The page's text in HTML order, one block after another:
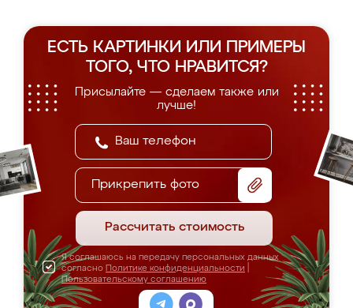
ЕСТЬ КАРТИНКИ ИЛИ ПРИМЕРЫ
ТОГО, ЧТО НРАВИТСЯ?
Присылайте — сделаем также или
лучше!
Прикрепить фото
Рассчитать стоимость
Я соглашаюсь на передачу персональных данных
согласно Политике конфиденциальности
Пользовательскому соглашению